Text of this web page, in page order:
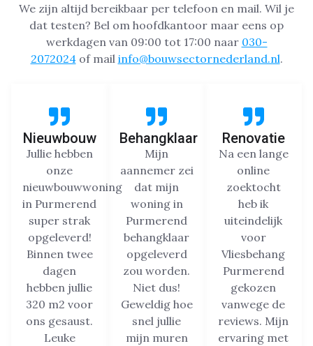
We zijn altijd bereikbaar per telefoon en mail. Wil je
dat testen? Bel om hoofdkantoor maar eens op
werkdagen van 09:00 tot 17:00 naar 030-
2072024of mail info@bouwsectornederland.nl.
Nieuwbouw
Jullie hebben
onze
nieuwbouwwoning
in Purmerend
super strak
opgeleverd!
Binnen twee
dagen
hebben jullie
320 m2 voor
ons gesaust.
Leuke
Behangklaar
Mijn
aannemer zei
dat mijn
woning in
Purmerend
behangklaar
opgeleverd
zou worden.
Niet dus!
Geweldig hoe
snel jullie
mijn muren
Renovatie
Na een lange
online
zoektocht
heb ik
uiteindelijk
voor
Vliesbehang
Purmerend
gekozen
vanwege de
reviews. Mijn
ervaring met